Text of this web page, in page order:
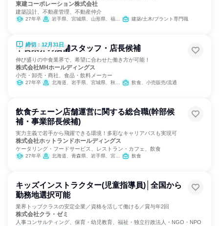
東建コーポレーション株式会社
建築設計、不動産管理、不動産仲介
27年卒 岩手県、宮城県、山形県、福島県、茨城県、栃木県、群馬県、埼玉県、千葉県、東京都、神奈川県、新潟県、富山県、石川県、福井県、長野県、岐阜県、静岡県、愛知県、三重県、滋賀県、京都府、大阪府、兵庫県、奈良県、鳥取県、島根県、岡山県、広島県、山口県、愛媛県、高知県、福岡県、長崎県、熊本県、大分県、宮崎県、鹿児島県、沖縄県 建築/土木/プラント専門職
締切：12月31日
中食業界の店舗スタッフ・店長候補
伸び盛りの中食業界で、希望に合わせた働き方が可能！
株式会社MHホールディングス
小売・卸売・商社、食品・飲料メーカー
27年卒 北海道、岩手県、宮城県、秋田県、山形県、福島県、茨城県、栃木県、群馬県、埼玉県、千葉県、新潟県、富山県、石川県、福井県、山梨県、長野県、岐阜県、静岡県、愛知県、三重県、大阪府、兵庫県、奈良県、鳥取県、島根県、岡山県、広島県、山口県、徳島県、香川県、愛媛県、高知県、福岡県、佐賀県、長崎県、熊本県、大分県、宮崎県、鹿児島県 飲食、小売販売/流通
飲食チェーン店舗運営に関する総合職(幹部候
補・事業部長候補)
実力主義で若手から飛躍できる環境！多彩なキャリアパスも実現可
株式会社ホットランドホールディングス
ケータリング・フードサービス、レストラン・カフェ、飲食
27年卒 北海道、青森県、岩手県、宮城県、秋田県、山形県、福島県 飲食
キッズインストラクター(児童指導員)│全国から
勤務地選択可能
業界トップクラスの安定企業／資格を活して働ける／賞与年2回
株式会社クラ・ゼミ
人事コンサルティング、保育・幼児教育、福祉・独立行政法人・NGO・NPO